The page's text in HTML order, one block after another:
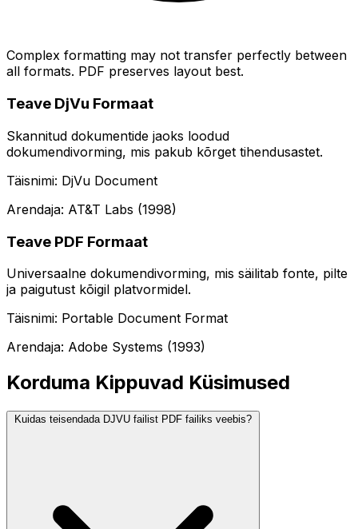
Complex formatting may not transfer perfectly between
all formats. PDF preserves layout best.
Teave DjVu Formaat
Skannitud dokumentide jaoks loodud
dokumendivorming, mis pakub kõrget tihendusastet.
Täisnimi: DjVu Document
Arendaja: AT&T Labs (1998)
Teave PDF Formaat
Universaalne dokumendivorming, mis säilitab fonte, pilte
ja paigutust kõigil platvormidel.
Täisnimi: Portable Document Format
Arendaja: Adobe Systems (1993)
Korduma Kippuvad Küsimused
Kuidas teisendada DJVU failist PDF failiks veebis?